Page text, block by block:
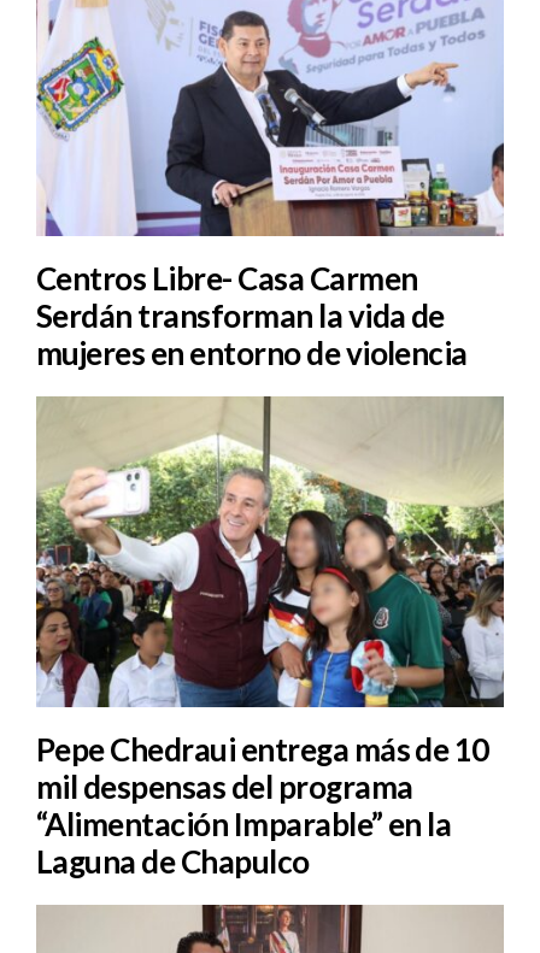
Centros Libre- Casa Carmen
Serdán transforman la vida de
mujeres en entorno de violencia
Pepe Chedraui entrega más de 10
mil despensas del programa
“Alimentación Imparable” en la
Laguna de Chapulco